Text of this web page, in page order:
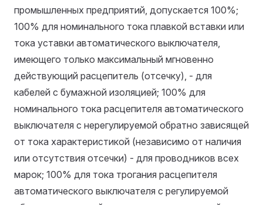
промышленных предприятий, допускается 100%;
100% для номинального тока плавкой вставки или
тока уставки автоматического выключателя,
имеющего только максимальный мгновенно
действующий расцепитель (отсечку), - для
кабелей с бумажной изоляцией; 100% для
номинального тока расцепителя автоматического
выключателя с нерегулируемой обратно зависящей
от тока характеристикой (независимо от наличия
или отсутствия отсечки) - для проводников всех
марок; 100% для тока трогания расцепителя
автоматического выключателя с регулируемой